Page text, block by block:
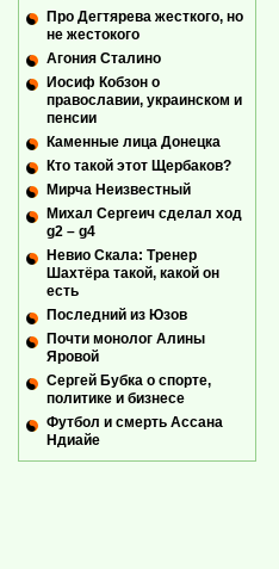
Про Дегтярева жесткого, но
не жестокого
Агония Сталино
Иосиф Кобзон о
православии, украинском и
пенсии
Каменные лица Донецка
Кто такой этот Щербаков?
Мирча Неизвестный
Михал Сергеич сделал ход
g2 – g4
Невио Скала: Тренер
Шахтёра такой, какой он
есть
Последний из Юзов
Почти монолог Алины
Яровой
Сергей Бубка о спорте,
политике и бизнесе
Футбол и смерть Ассана
Ндиайе